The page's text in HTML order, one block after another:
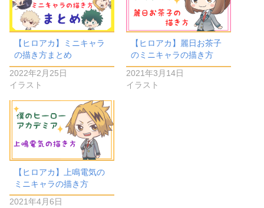
【ヒロアカ】ミニキャラ
の描き方まとめ
2022年2月25日
イラスト
【ヒロアカ】麗日お茶子
のミニキャラの描き方
2021年3月14日
イラスト
【ヒロアカ】上鳴電気の
ミニキャラの描き方
2021年4月6日